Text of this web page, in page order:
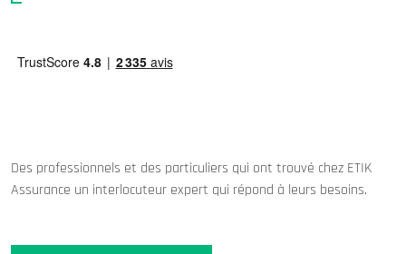
Des professionnels et des particuliers qui ont trouvé chez ETIK
Assurance un interlocuteur expert qui répond à leurs besoins.